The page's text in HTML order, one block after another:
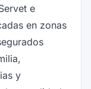
e
en zonas
y